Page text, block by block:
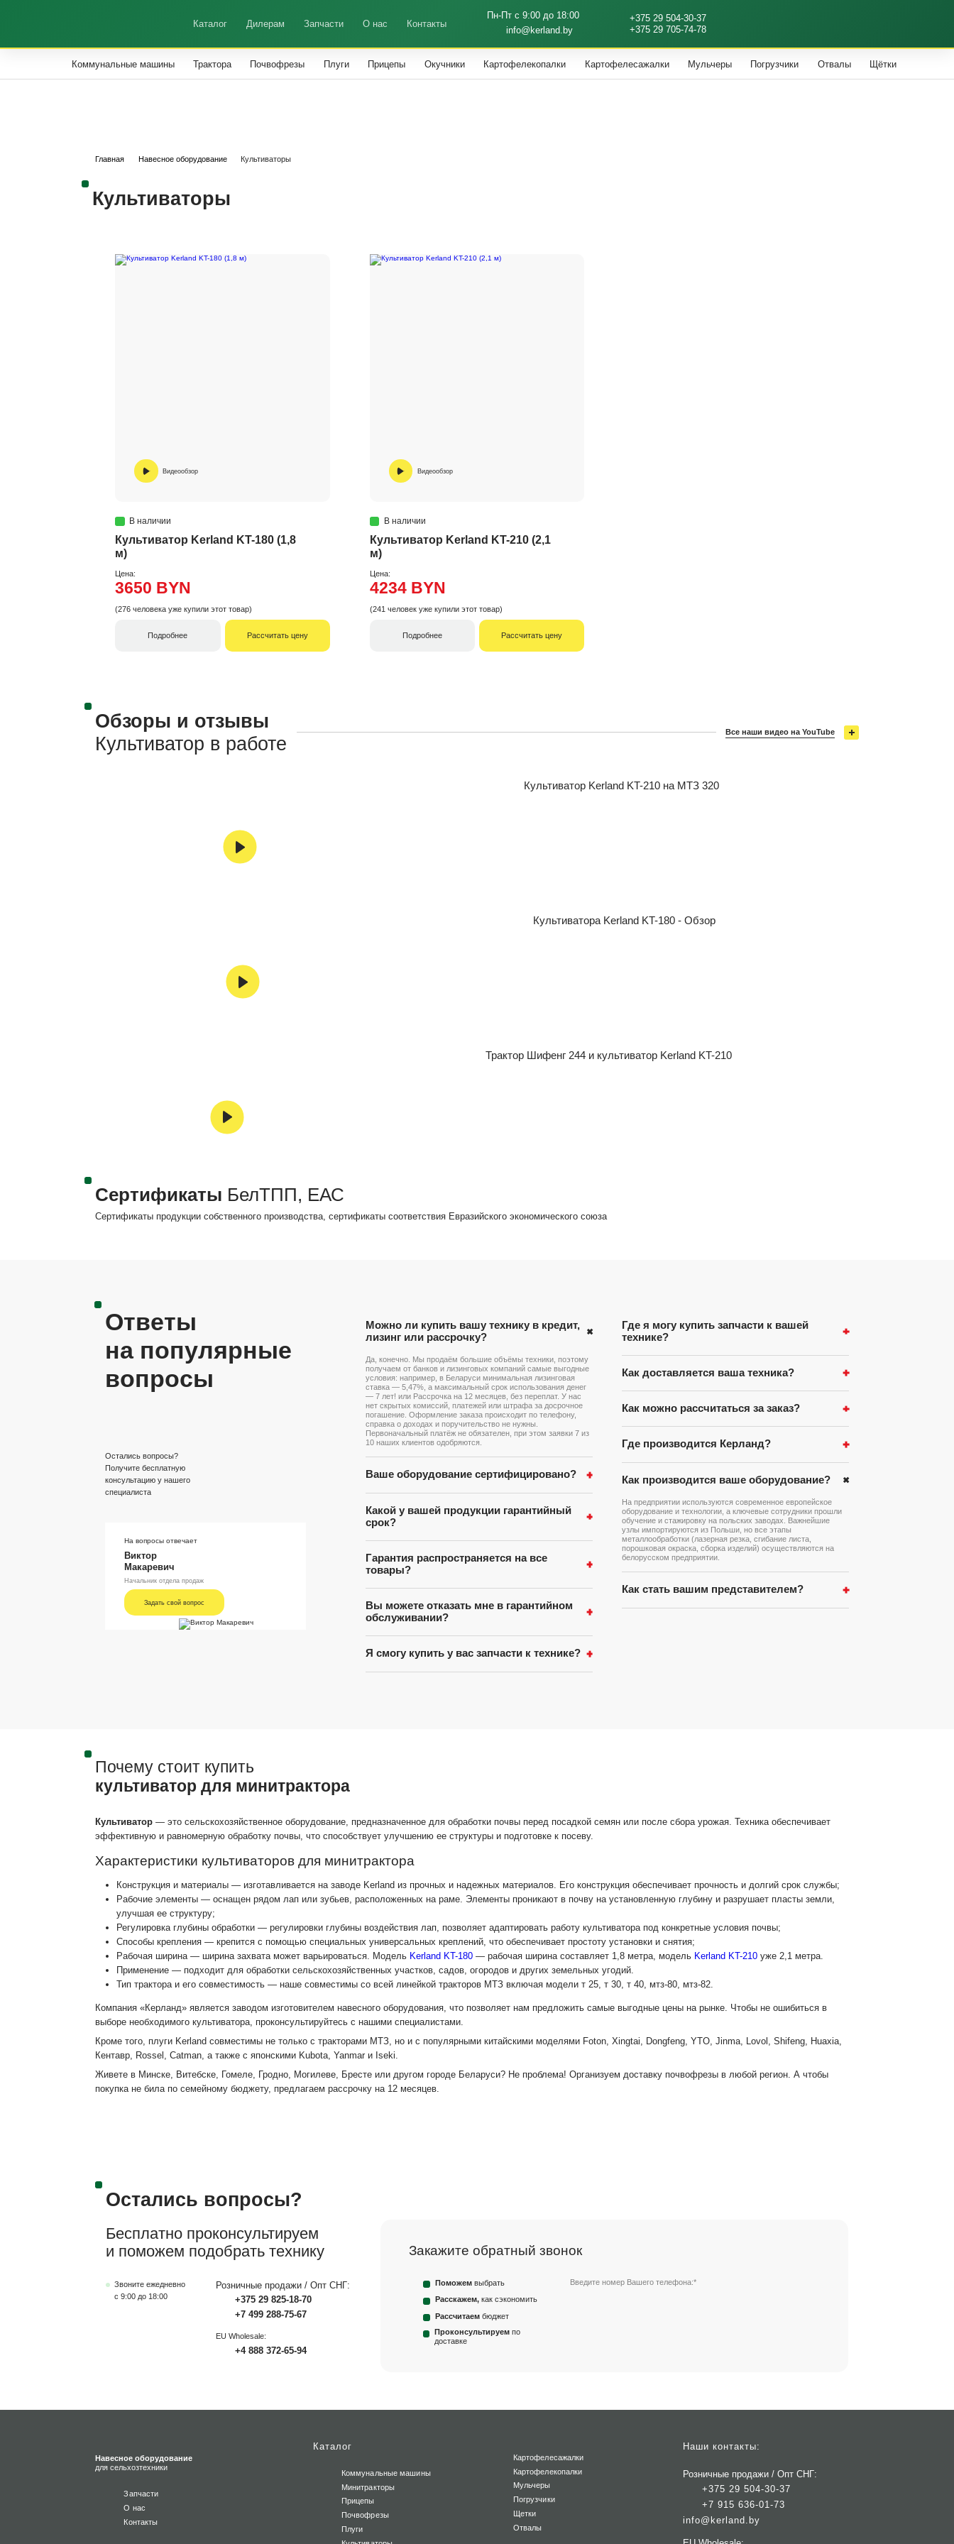
Каталог Дилерам Запчасти О нас Контакты
Пн-Пт с 9:00 до 18:00
info@kerland.by
+375 29 504-30-37
+375 29 705-74-78
Коммунальные машины Трактора Почвофрезы Плуги Прицепы Окучники Картофелекопалки Картофелесажалки Мульчеры Погрузчики Отвалы Щётки
Главная Навесное оборудование Культиваторы
Культиваторы
Видеообзор
В наличии
Культиватор Kerland KT-180 (1,8
м)
Цена:
3650 BYN
(276 человека уже купили этот товар)
Подробнее Рассчитать цену
Видеообзор
В наличии
Культиватор Kerland KT-210 (2,1
м)
Цена:
4234 BYN
(241 человек уже купили этот товар)
Подробнее Рассчитать цену
Обзоры и отзывы
Культиватор в работе
Все наши видео на YouTube
Культиватор Kerland KT-210 на МТЗ 320
Культиватора Kerland KT-180 - Обзор
Трактор Шифенг 244 и культиватор Kerland KT-210
Сертификаты БелТПП, ЕАС
Сертификаты продукции собственного производства, cертификаты соответствия Евразийского экономического союза
Ответы
на популярные
вопросы
Остались вопросы?
Получите бесплатную
консультацию у нашего
специалиста
На вопросы отвечает
Виктор
Макаревич
Начальник отдела продаж
Задать свой вопрос
Можно ли купить вашу технику в кредит,
лизинг или рассрочку?
Да, конечно. Мы продаём большие объёмы техники, поэтому
получаем от банков и лизинговых компаний самые выгодные
условия: например, в Беларуси минимальная лизинговая
ставка — 5,47%, а максимальный срок использования денег
— 7 лет! или Рассрочка на 12 месяцев, без переплат. У нас
нет скрытых комиссий, платежей или штрафа за досрочное
погашение. Оформление заказа происходит по телефону,
справка о доходах и поручительство не нужны.
Первоначальный платёж не обязателен, при этом заявки 7 из
10 наших клиентов одобряются.
Ваше оборудование сертифицировано?
Какой у вашей продукции гарантийный
срок?
Гарантия распространяется на все
товары?
Вы можете отказать мне в гарантийном
обслуживании?
Я смогу купить у вас запчасти к технике?
Где я могу купить запчасти к вашей
технике?
Как доставляется ваша техника?
Как можно рассчитаться за заказ?
Где производится Керланд?
Как производится ваше оборудование?
На предприятии используются современное европейское
оборудование и технологии, а ключевые сотрудники прошли
обучение и стажировку на польских заводах. Важнейшие
узлы импортируются из Польши, но все этапы
металлообработки (лазерная резка, сгибание листа,
порошковая окраска, сборка изделий) осуществляются на
белорусском предприятии.
Как стать вашим представителем?
Почему стоит купить
культиватор для минитрактора
Культиватор — это сельскохозяйственное оборудование, предназначенное для обработки почвы перед посадкой семян или после сбора урожая. Техника обеспечивает
эффективную и равномерную обработку почвы, что способствует улучшению ее структуры и подготовке к посеву.
Характеристики культиваторов для минитрактора
Конструкция и материалы — изготавливается на заводе Kerland из прочных и надежных материалов. Его конструкция обеспечивает прочность и долгий срок службы;
Рабочие элементы — оснащен рядом лап или зубьев, расположенных на раме. Элементы проникают в почву на установленную глубину и разрушает пласты земли,
улучшая ее структуру;
Регулировка глубины обработки — регулировки глубины воздействия лап, позволяет адаптировать работу культиватора под конкретные условия почвы;
Способы крепления — крепится с помощью специальных универсальных креплений, что обеспечивает простоту установки и снятия;
Рабочая ширина — ширина захвата может варьироваться. Модель Kerland KT-180 — рабочая ширина составляет 1,8 метра, модель Kerland KT-210 уже 2,1 метра.
Применение — подходит для обработки сельскохозяйственных участков, садов, огородов и других земельных угодий.
Тип трактора и его совместимость — наше совместимы со всей линейкой тракторов МТЗ включая модели т 25, т 30, т 40, мтз-80, мтз-82.
Компания «Керланд» является заводом изготовителем навесного оборудования, что позволяет нам предложить самые выгодные цены на рынке. Чтобы не ошибиться в
выборе необходимого культиватора, проконсультируйтесь с нашими специалистами.
Кроме того, плуги Kerland совместимы не только с тракторами МТЗ, но и с популярными китайскими моделями Foton, Xingtai, Dongfeng, YTO, Jinma, Lovol, Shifeng, Huaxia,
Кентавр, Rossel, Catman, а также с японскими Kubota, Yanmar и Iseki.
Живете в Минске, Витебске, Гомеле, Гродно, Могилеве, Бресте или другом городе Беларуси? Не проблема! Организуем доставку почвофрезы в любой регион. А чтобы
покупка не била по семейному бюджету, предлагаем рассрочку на 12 месяцев.
Остались вопросы?
Бесплатно проконсультируем
и поможем подобрать технику
Звоните ежедневно
с 9:00 до 18:00
Розничные продажи / Опт СНГ:
+375 29 825-18-70
+7 499 288-75-67
EU Wholesale:
+4 888 372-65-94
Закажите обратный звонок
Поможем выбрать
Расскажем,как сэкономить
Рассчитаембюджет
Проконсультируем по
доставке
Введите номер Вашего телефона:*
Навесное оборудование
для сельхозтехники
Запчасти
О нас
Контакты
Каталог
Коммунальные машины
Минитракторы
Прицепы
Почвофрезы
Плуги
Картофелесажалки
Картофелекопалки
Мульчеры
Погрузчики
Щетки
Отвалы
Наши контакты:
Розничные продажи / Опт СНГ:
+375 29 504-30-37
+7 915 636-01-73
info@kerland.by